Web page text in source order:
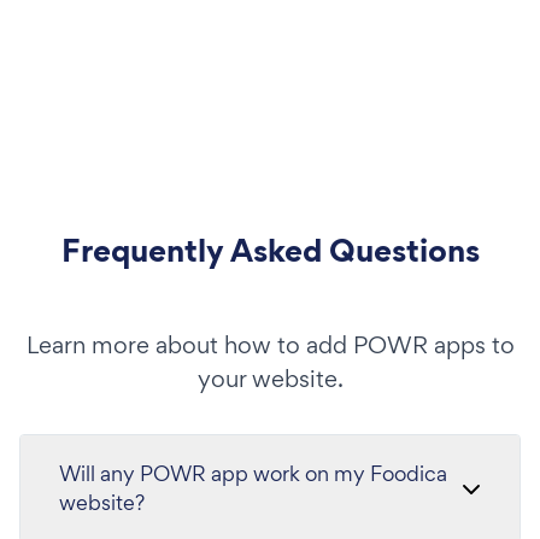
Frequently Asked Questions
Learn more about how to add POWR apps to
your website.
Will any POWR app work on my Foodica
website?